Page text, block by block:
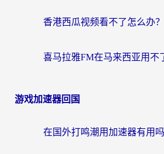
游戏加速器回国